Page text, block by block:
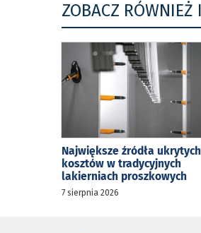
ZOBACZ RÓWNIEŻ
Największe źródła ukrytych
kosztów w tradycyjnych
lakierniach proszkowych
7 sierpnia 2026